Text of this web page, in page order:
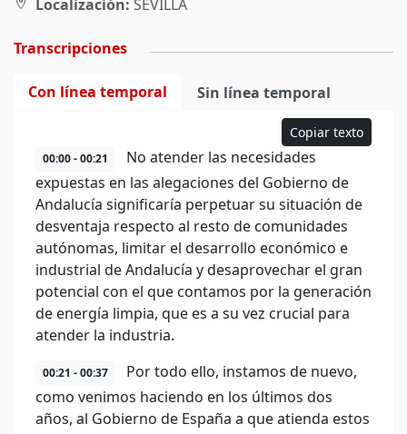
Localización: SEVILLA
Transcripciones
Con línea temporal Sin línea temporal
Copiar texto
00:00 - 00:21
No atender las necesidades
expuestas en las alegaciones del Gobierno de
Andalucía significaría perpetuar su situación de
desventaja respecto al resto de comunidades
autónomas, limitar el desarrollo económico e
industrial de Andalucía y desaprovechar el gran
potencial con el que contamos por la generación
de energía limpia, que es a su vez crucial para
atender la industria.
00:21 - 00:37
Por todo ello, instamos de nuevo,
como venimos haciendo en los últimos dos
años, al Gobierno de España a que atienda estos